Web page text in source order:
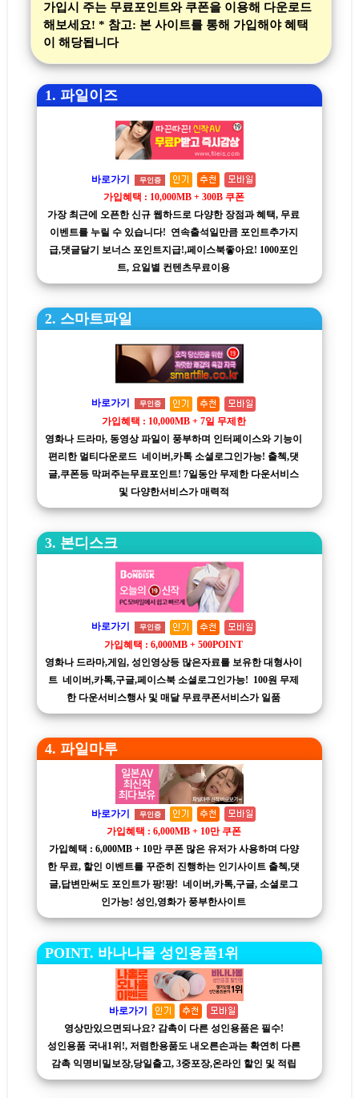
가입시 주는 무료포인트와 쿠폰을 이용해 다운로드
해보세요! * 참고: 본 사이트를 통해 가입해야 혜택
이 해당됩니다
1. 파일이즈
바로가기 무인증
가입혜택 : 10,000MB + 300B 쿠폰
가장 최근에 오픈한 신규 웹하드로 다양한 장점과 혜택, 무료
이벤트를 누릴 수 있습니다! 연속출석일만큼 포인트추가지
급,댓글달기 보너스 포인트지급!,페이스북좋아요! 1000포인
트, 요일별 컨텐츠무료이용
2. 스마트파일
바로가기 무인증
가입혜택 : 10,000MB + 7일 무제한
영화나 드라마, 동영상 파일이 풍부하며 인터페이스와 기능이
편리한 멀티다운로드 네이버,카톡 소셜로그인가능! 출첵,댓
글,쿠폰등 막퍼주는무료포인트! 7일동안 무제한 다운서비스
및 다양한서비스가 매력적
3. 본디스크
바로가기 무인증
가입혜택 : 6,000MB + 500POINT
영화나 드라마,게임, 성인영상등 많은자료를 보유한 대형사이
트 네이버,카톡,구글,페이스북 소셜로그인가능! 100원 무제
한 다운서비스행사 및 매달 무료쿠폰서비스가 일품
4. 파일마루
바로가기 무인증
가입혜택 : 6,000MB + 10만 쿠폰
가입혜택 : 6,000MB + 10만 쿠폰 많은 유저가 사용하며 다양
한 무료, 할인 이벤트를 꾸준히 진행하는 인기사이트 출첵,댓
글,답변만써도 포인트가 팡!팡! 네이버,카톡,구글, 소셜로그
인가능! 성인,영화가 풍부한사이트
POINT. 바나나몰 성인용품1위
바로가기
영상만있으면되나요? 감촉이 다른 성인용품은 필수!
성인용품 국내1위!, 저렴한용품도 내오른손과는 확연히 다른
감촉 익명비밀보장,당일출고, 3중포장,온라인 할인 및 적립